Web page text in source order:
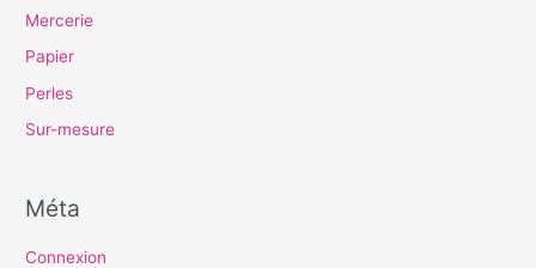
Mercerie
Papier
Perles
Sur-mesure
Méta
Connexion